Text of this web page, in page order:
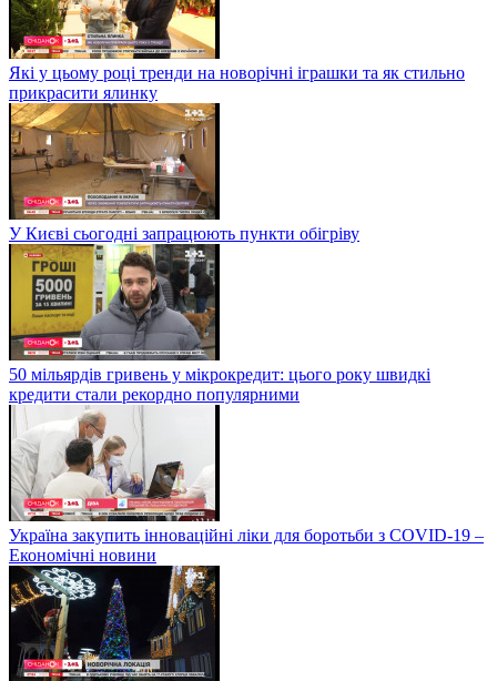
Які у цьому році тренди на новорічні іграшки та як стильно
прикрасити ялинку
У Києві сьогодні запрацюють пункти обігріву
50 мільярдів гривень у мікрокредит: цього року швидкі
кредити стали рекордно популярними
Україна закупить інноваційні ліки для боротьби з COVID-19 –
Економічні новини